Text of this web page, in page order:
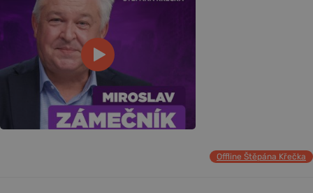
Offline Štěpána Křečka